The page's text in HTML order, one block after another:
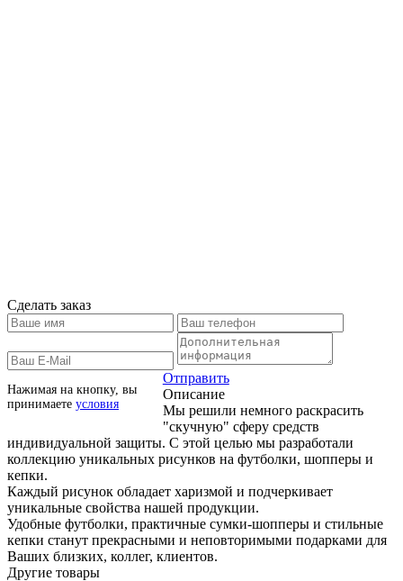
Сделать заказ
Нажимая на кнопку, вы
принимаете условия
Отправить
Описание
Мы решили немного раскрасить
"скучную" сферу средств
индивидуальной защиты. С этой целью мы разработали
коллекцию уникальных рисунков на футболки, шопперы и
кепки.
Каждый рисунок обладает харизмой и подчеркивает
уникальные свойства нашей продукции.
Удобные футболки, практичные сумки-шопперы и стильные
кепки станут прекрасными и неповторимыми подарками для
Ваших близких, коллег, клиентов.
Другие товары